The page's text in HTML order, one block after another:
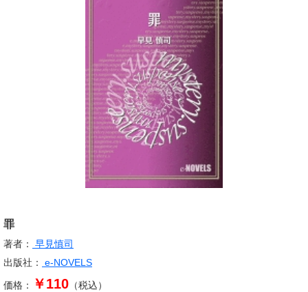
罪
著者：
早見慎司
出版社：
e-NOVELS
価格： ￥110 （税込）